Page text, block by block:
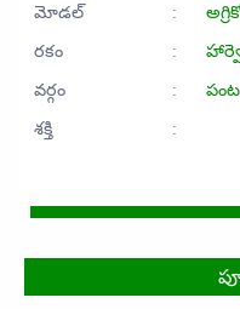
మోడల్
:
రకం
:
వర్గం
:
శక్తి
: